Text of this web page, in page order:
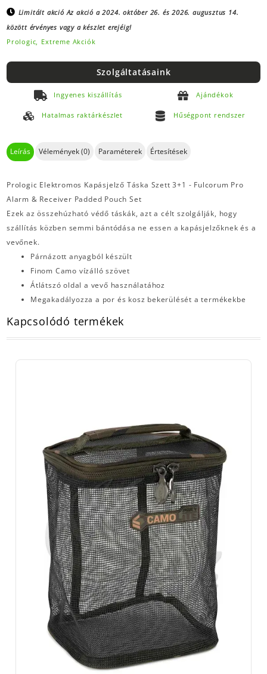
Limitált akcióAz akció a 2024. október 26. és 2026. augusztus 14.
között érvényes vagy a készlet erejéig!
Prologic, Extreme Akciók
Szolgáltatásaink
Ingyenes kiszállítás Ajándékok
Hatalmas raktárkészlet Hűségpont rendszer
Leírás Vélemények (0) Paraméterek Értesítések
Prologic Elektromos Kapásjelző Táska Szett 3+1 - Fulcorum Pro
Alarm & Receiver Padded Pouch Set
Ezek az összehúzható védő táskák, azt a célt szolgálják, hogy
szállítás közben semmi bántódása ne essen a kapásjelzőknek és a
vevőnek.
Párnázott anyagból készült
Finom Camo vízálló szövet
Átlátszó oldal a vevő használatához
Megakadályozza a por és kosz bekerülését a termékekbe
Kapcsolódó termékek